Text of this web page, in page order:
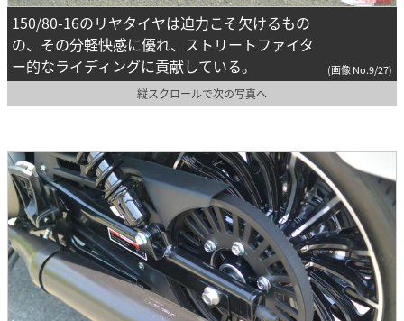
150/80-16のリヤタイヤは迫力こそ欠けるもの
の、その分軽快感に優れ、ストリートファイタ
ー的なライディングに貢献している。
(画像 No.9/27)
縦スクロールで次の写真へ